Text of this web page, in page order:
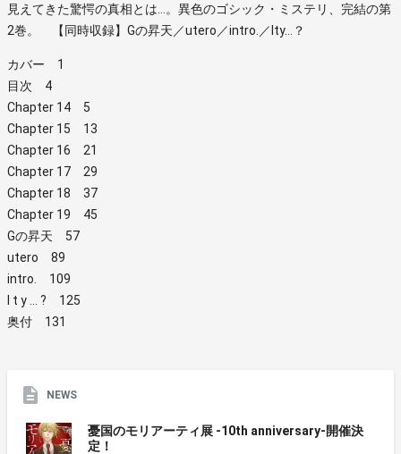
見えてきた驚愕の真相とは…。異色のゴシック・ミステリ、完結の第
2巻。 【同時収録】Gの昇天／utero／intro.／lty…？
カバー 1
目次 4
Chapter 14 5
Chapter 15 13
Chapter 16 21
Chapter 17 29
Chapter 18 37
Chapter 19 45
Gの昇天 57
utero 89
intro. 109
l t y … ? 125
奥付 131
NEWS
憂国のモリアーティ展 -10th anniversary-開催決
定！